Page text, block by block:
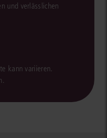
und verlässlichen
kann variieren.